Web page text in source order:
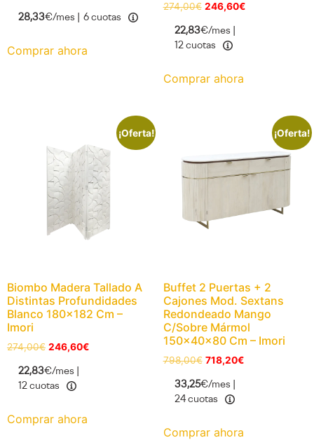
28,33€/mes | 6 cuotas
Comprar ahora
274,00€ 246,60€
22,83€/mes |
12 cuotas
Comprar ahora
¡Oferta!
Biombo Madera Tallado A
Distintas Profundidades
Blanco 180×182 Cm –
Imori
274,00€ 246,60€
22,83€/mes |
12 cuotas
Comprar ahora
¡Oferta!
Buffet 2 Puertas + 2
Cajones Mod. Sextans
Redondeado Mango
C/Sobre Mármol
150x40x80 Cm – Imori
798,00€ 718,20€
33,25€/mes |
24 cuotas
Comprar ahora